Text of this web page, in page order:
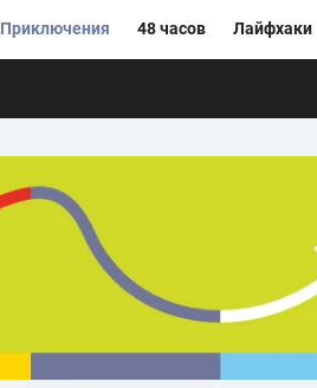
Приключения 48 часов Лайфхаки